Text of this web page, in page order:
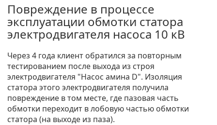
Повреждение в процессе
эксплуатации обмотки статора
электродвигателя насоса 10 кВ
Через 4 года клиент обратился за повторным
тестированием после выхода из строя
электродвигателя "Насос амина D". Изоляция
статора этого электродвигателя получила
повреждение в том месте, где пазовая часть
обмотки переходит в лобовую частью обмотки
статора (на выходе из паза).